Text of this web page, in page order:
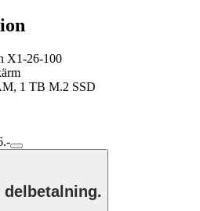
X1-26-100
1 TB M.2 SSD
delbetalning.